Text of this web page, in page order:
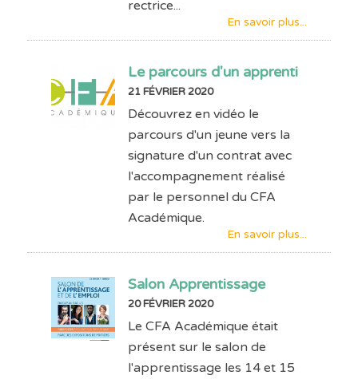
rectrice...
En savoir plus...
Le parcours d'un apprenti
21 FÉVRIER 2020
Découvrez en vidéo le
parcours d'un jeune vers la
signature d'un contrat avec
l'accompagnement réalisé
par le personnel du CFA
Académique.
En savoir plus...
Salon Apprentissage
20 FÉVRIER 2020
Le CFA Académique était
présent sur le salon de
l'apprentissage les 14 et 15